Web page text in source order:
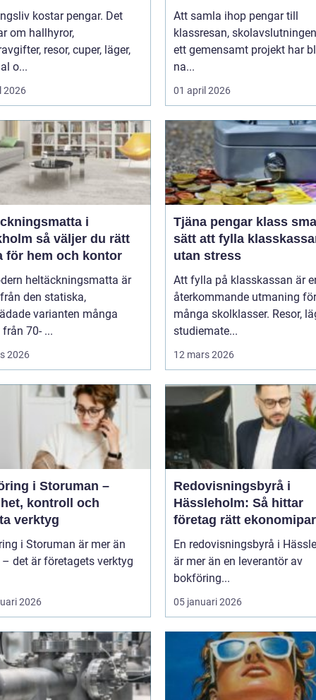
kostar pengar. Det
om hallhyror,
resor, cuper, läger,
o...
2026
Att samla ihop pengar till
klassresan,
ett gemensamt projekt har
na...
01 april 2026
i
du rätt
för hem och kontor
heltäckningsmatta är
den statiska,
varianten många
70- ...
2026
Tjäna pengar klass smarta
sätt att fylla
utan stress
Att fylla på klasskassan är
återkommande utmaning för
många skolklasser. Resor,
studiemate...
12 mars 2026
i Storuman –
kontroll och
verktyg
i Storuman är mer än
det är företagets verktyg
2026
Redovisningsbyrå i
Hässleholm: Så hittar
företag rätt
En redovisningsbyrå i
är mer än en leverantör av
bokföring...
05 januari 2026